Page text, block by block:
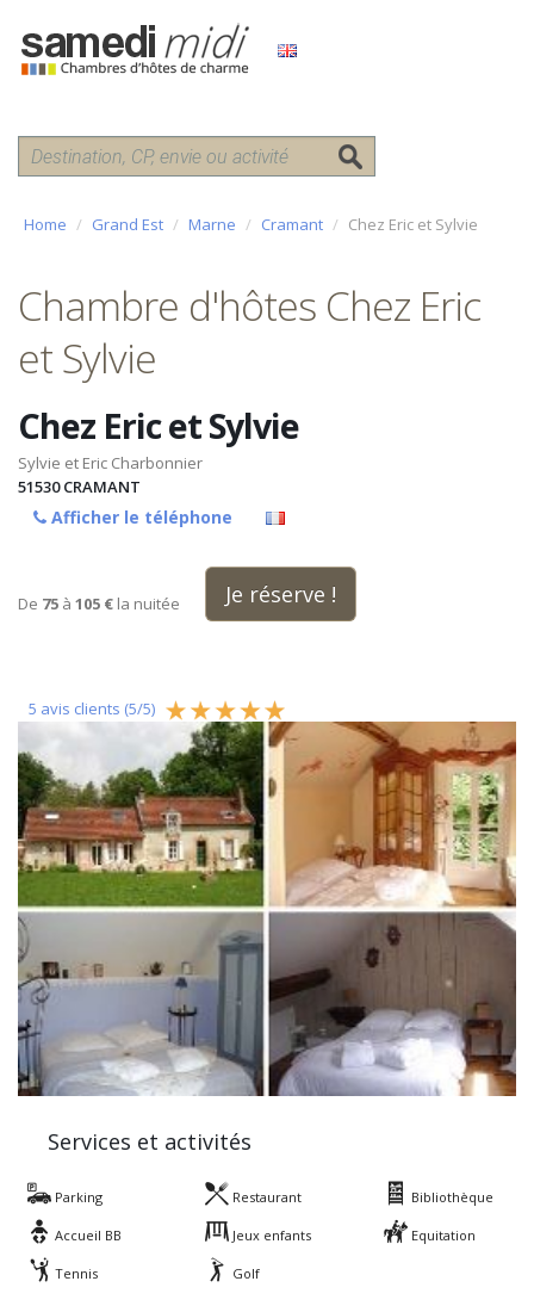
Home Grand Est Marne Cramant Chez Eric et Sylvie
Chambre d'hôtes Chez Eric
et Sylvie
Chez Eric et Sylvie
Sylvie et Eric Charbonnier
51530 CRAMANT
Afficher le téléphone
De 75 à 105 € la nuitée Je réserve !
5 avis clients (5/5)
Services et activités
Parking Restaurant Bibliothèque
Accueil BB Jeux enfants Equitation
Tennis Golf